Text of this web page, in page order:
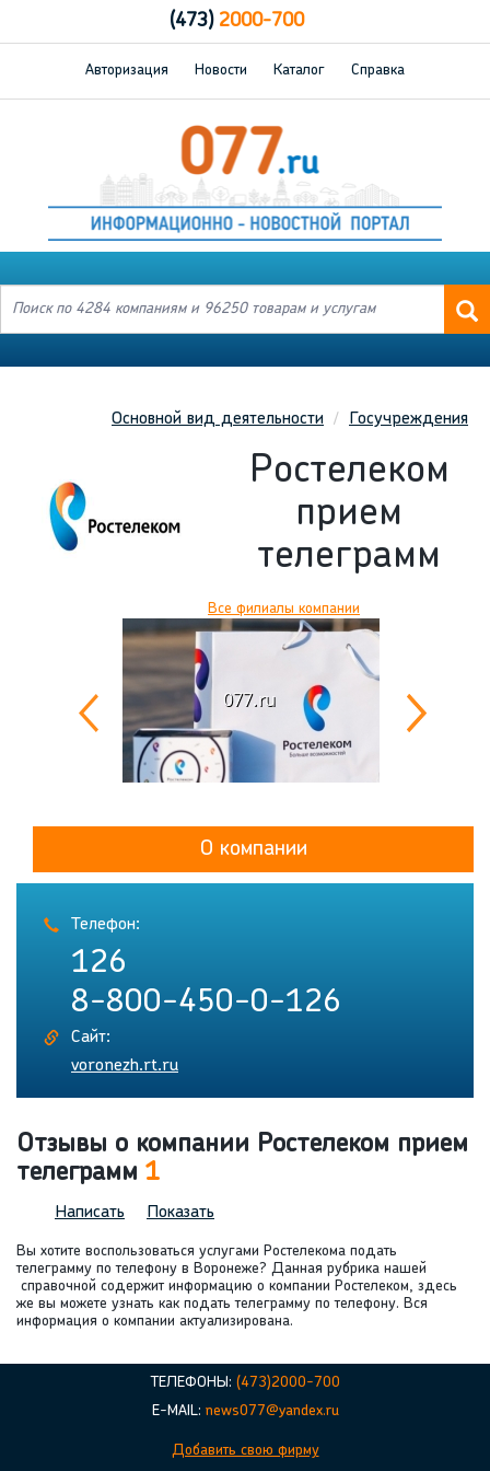
(473)2000-700
Авторизация Новости Каталог Справка
Основной вид деятельности Госучреждения
Ростелеком
прием
телеграмм
Все филиалы компании
О компании
Телефон:
126
8-800-450-0-126
Сайт:
voronezh.rt.ru
Отзывы о компании Ростелеком прием
телеграмм 1
Написать Показать
Вы хотите воспользоваться услугами Ростелекома подать
телеграмму по телефону в Воронеже? Данная рубрика нашей
справочной содержит информацию о компании Ростелеком, здесь
же вы можете узнать как подать телеграмму по телефону. Вся
информация о компании актуализирована.
ТЕЛЕФОНЫ: (473)2000-700
E-MAIL: news077@yandex.ru
Добавить свою фирму